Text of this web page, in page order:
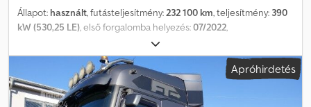
Állapot: használt, futásteljesítmény:232 100 km, teljesítmény: 390
kW (530,25 LE), első forgalomba helyezés:07/2022,
, össztömeg:
2 tengely, következő vizsga (TÜV):06/2026, szín:fehér, hajtástípus:
, Gyártási év:2022, Felszereltség:ABS, elektronikus
stabilitásprogram (ESP), koromszűrő, légkondicionálás,
navigációs rendszer, állófűtés, RENAULT T 520 – ACC –
Apróhirdetés